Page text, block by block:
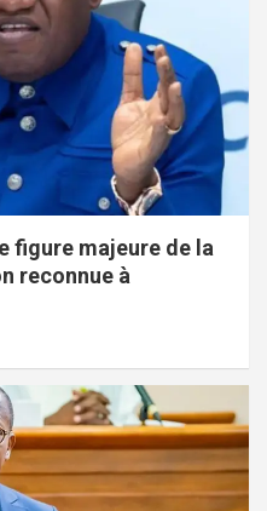
figure majeure de la
reconnue à